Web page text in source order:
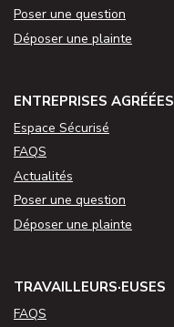
Poser une question
Déposer une plainte
ENTREPRISES AGRÉÉES
Espace Sécurisé
FAQS
Actualités
Poser une question
Déposer une plainte
TRAVAILLEURS·EUSES
FAQS